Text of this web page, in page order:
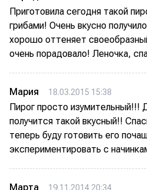
Приготовила сегодня такой
грибами! Очень вкусно
хорошо оттеняет
очень порадовало! Леночка,
Мария 18.03.2015 15:38
Пирог просто изумительный!!!
получится такой вкусный!!
теперь буду готовить его
экспериментировать с
Марта 19.11.2014 20:34